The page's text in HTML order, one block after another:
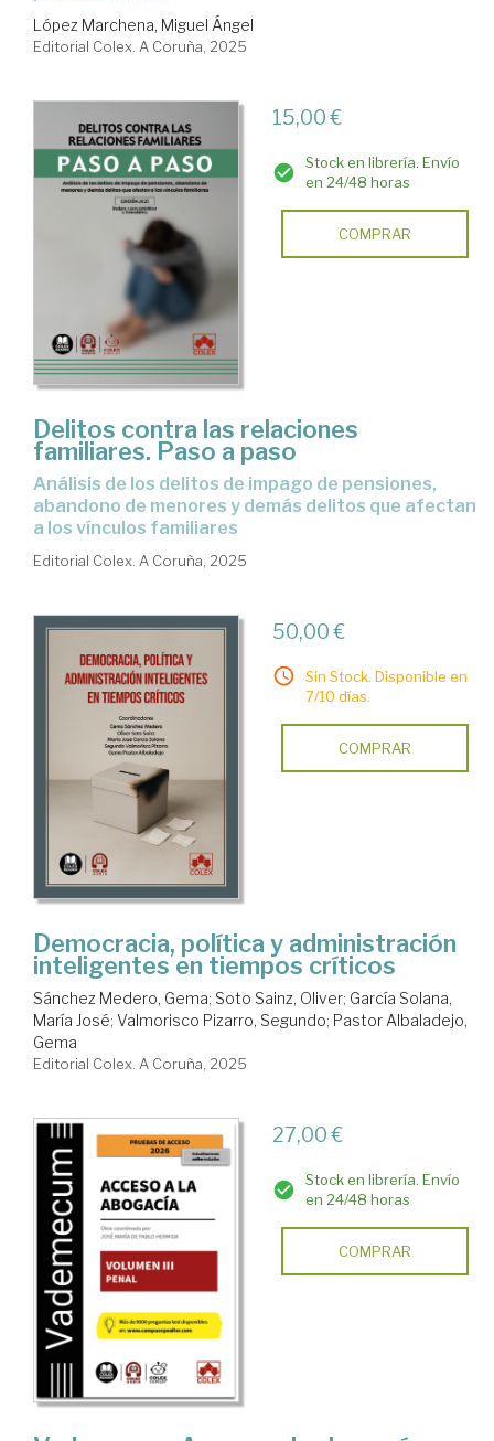
López Marchena, Miguel Ángel
Editorial Colex. A Coruña, 2025
15,00 €
Stock en librería. Envío
en 24/48 horas
COMPRAR
Delitos contra las relaciones
familiares. Paso a paso
Análisis de los delitos de impago de pensiones,
abandono de menores y demás delitos que afectan
a los vínculos familiares
Editorial Colex. A Coruña, 2025
50,00 €
Sin Stock. Disponible en
7/10 días.
COMPRAR
Democracia, política y administración
inteligentes en tiempos críticos
Sánchez Medero, Gema; Soto Sainz, Oliver; García Solana,
María José; Valmorisco Pizarro, Segundo; Pastor Albaladejo,
Gema
Editorial Colex. A Coruña, 2025
27,00 €
Stock en librería. Envío
en 24/48 horas
COMPRAR